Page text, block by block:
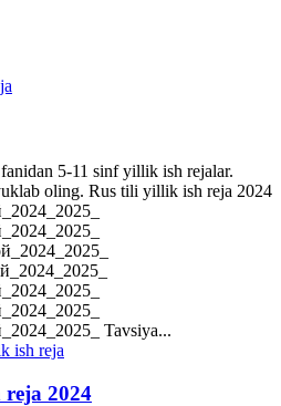
5-11 sinf yillik ish rejalar.
oling. Rus tili yillik ish reja 2024
Tavsiya...
2024